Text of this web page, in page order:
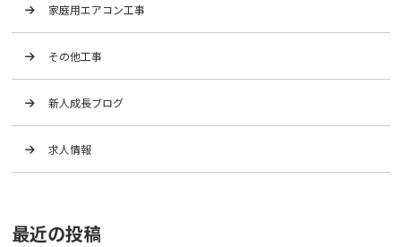
家庭用エアコン工事
その他工事
新人成長ブログ
求人情報
最近の投稿